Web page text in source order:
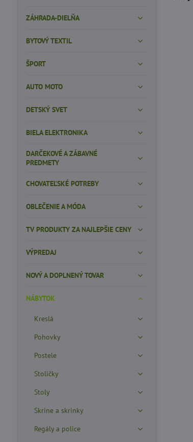
ZÁHRADA-DIELŇA
BYTOVÝ TEXTIL
ŠPORT
AUTO MOTO
DETSKÝ SVET
BIELA ELEKTRONIKA
DARČEKOVÉ A ZÁBAVNÉ
PREDMETY
CHOVATEĽSKÉ POTREBY
OBLEČENIE A MÓDA
TV PRODUKTY ZA NAJLEPŠIE CENY
VÝPREDAJ
NOVÝ A DOPLNENÝ TOVAR
NÁBYTOK
Kreslá
Pohovky
Postele
Stoličky
Stoly
Skrine a skrinky
Regály a police